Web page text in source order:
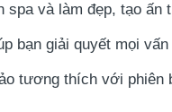
spa và làm đẹp, tạo
bạn giải quyết mọi
tương thích với